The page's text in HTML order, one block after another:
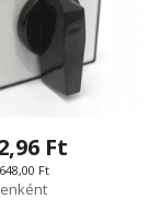
Ft
Ft